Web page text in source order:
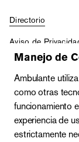
Directorio
Aviso de
Contraloría Social
Manejo de
Ambulante
como otras
funcionamiento
experiencia de
estrictamente